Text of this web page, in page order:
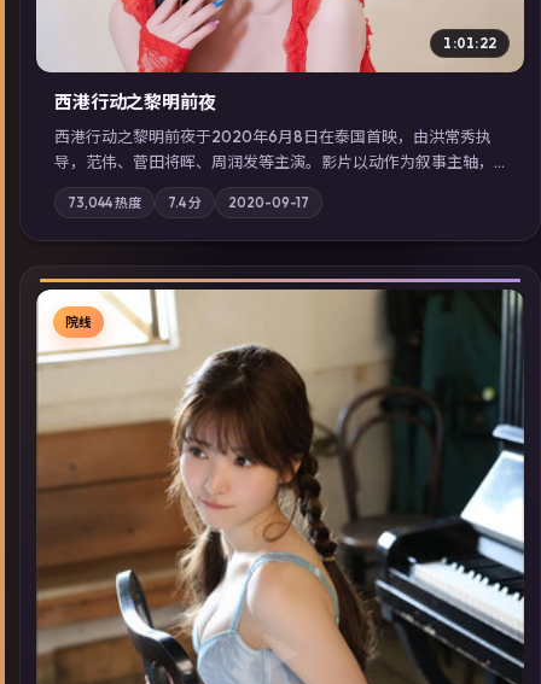
1:01:22
西港行动之黎明前夜
西港行动之黎明前夜于2020年6月8日在泰国首映，由洪常秀执
导，范伟、菅田将晖、周润发等主演。影片以动作为叙事主轴，
亲情与职责必须在倒计时结束前做出抉择；摄影与配乐强化地域
气质；站内亦可通过「国产免费观看高清电视剧在线看」延展检
索同类型高分佳作，畅享高清在线追剧体验。
73,044热度 7.4分 2020-09-17
▶
院线